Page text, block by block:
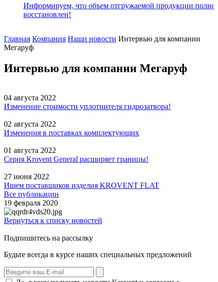
Информируем, что объем отгружаемой продукции
восстановлен!
Главная Компания Наши новости Интервью для компании
Мегаруф
Интервью для компании Мегаруф
04 августа 2022
Изменение стоимости уплотнителя гидрозатвора!
02 августа 2022
Изменения в поставках комплектующих
01 августа 2022
Серия Krovent General расширяет границы!
27 июня 2022
Ищем поставщиков изделия KROVENT FLAT
Все публикации
19 февраля 2020
Вернуться к списку новостей
Подпишитесь на рассылку
Будьте всегда в курсе наших специальных предложений